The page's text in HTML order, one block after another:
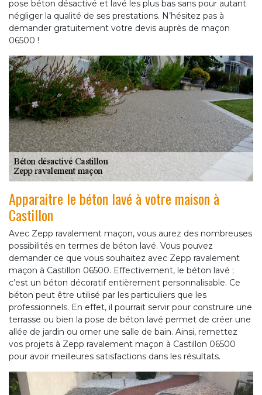
pose béton désactivé et lavé les plus bas sans pour autant
négliger la qualité de ses prestations. N’hésitez pas à
demander gratuitement votre devis auprès de maçon
06500 !
Apparaitre le béton lavé à votre maison à
Castillon
Avec Zepp ravalement maçon, vous aurez des nombreuses
possibilités en termes de béton lavé. Vous pouvez
demander ce que vous souhaitez avec Zepp ravalement
maçon à Castillon 06500. Effectivement, le béton lavé ;
c’est un béton décoratif entièrement personnalisable. Ce
béton peut être utilisé par les particuliers que les
professionnels. En effet, il pourrait servir pour construire une
terrasse ou bien la pose de béton lavé permet de créer une
allée de jardin ou orner une salle de bain. Ainsi, remettez
vos projets à Zepp ravalement maçon à Castillon 06500
pour avoir meilleures satisfactions dans les résultats.